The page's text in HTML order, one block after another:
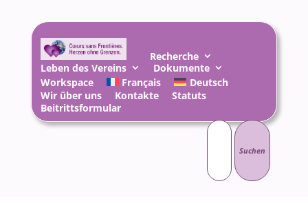
Recherche
Leben des Vereins
Dokumente
Workspace
Français
Deutsch
Wir über uns
Kontakte
Statuts
Beitrittsformular
Suchen
nach: